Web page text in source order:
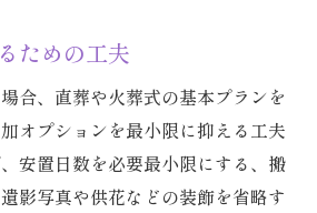
ための工夫
合、直葬や火葬式の基本プランを
オプションを最小限に抑える工夫
安置日数を必要最小限にする、搬
影写真や供花などの装飾を省略す